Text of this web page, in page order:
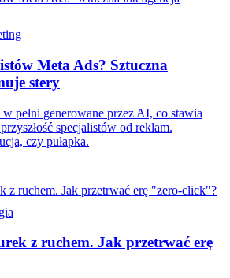
Meta Ads? Sztuczna
stery
w pełni generowane przez AI, co stawia
specjalistów od reklam.
czy pułapka.
z ruchem. Jak przetrwać erę